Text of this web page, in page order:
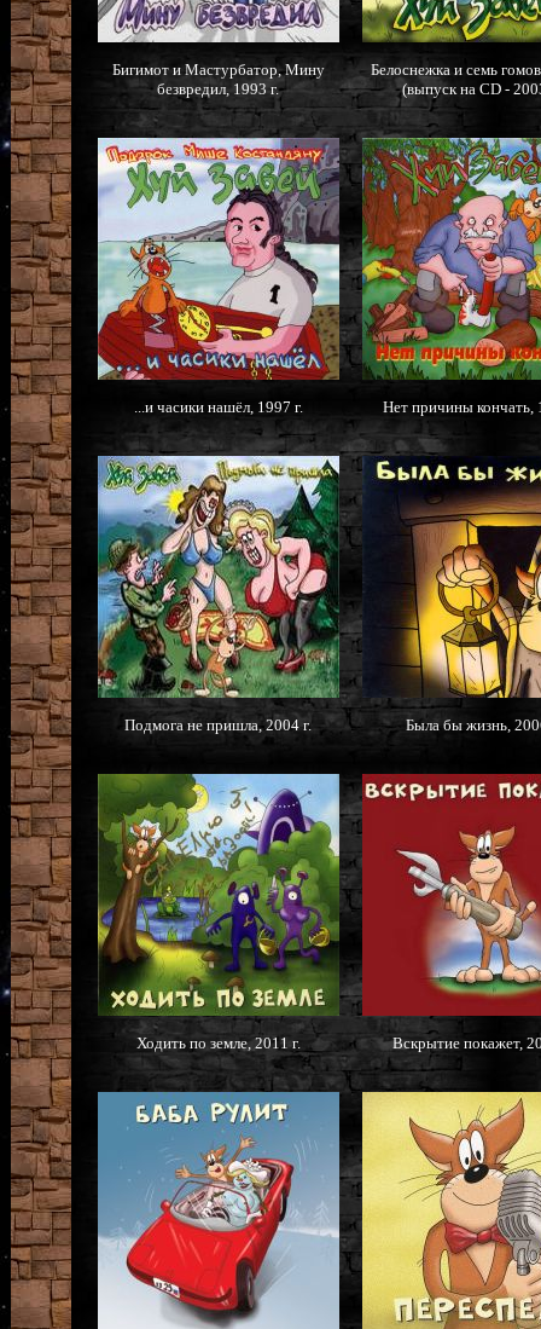
Бигимот и Мастурбатор, Мину
безвредил, 1993 г.
Белоснежка и семь
(выпуск на CD -
...и часики нашёл, 1997 г. Нет причины кончать,
Подмога не пришла, 2004 г. Была бы жизнь,
Ходить по земле, 2011 г. Вскрытие покажет,